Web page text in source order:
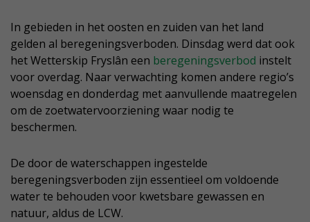
In gebieden in het oosten en zuiden van het land
gelden al beregeningsverboden. Dinsdag werd dat ook
het Wetterskip Fryslân een beregeningsverbod instelt
voor overdag. Naar verwachting komen andere regio’s
woensdag en donderdag met aanvullende maatregelen
om de zoetwatervoorziening waar nodig te
beschermen.
De door de waterschappen ingestelde
beregeningsverboden zijn essentieel om voldoende
water te behouden voor kwetsbare gewassen en
natuur, aldus de LCW.